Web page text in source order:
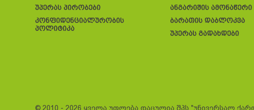
უპერას პირობები
კონფიდენციალურობის
პოლიტიკა
ანგარიშის ამონაწერი
ბარათის დაბლოკვა
უპერას გადახდები
© 2010 - 2026 ყველა უფლება დაცულია შპს "უნივერსალ